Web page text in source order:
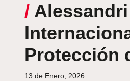
/
Protección
13 de Enero, 2026